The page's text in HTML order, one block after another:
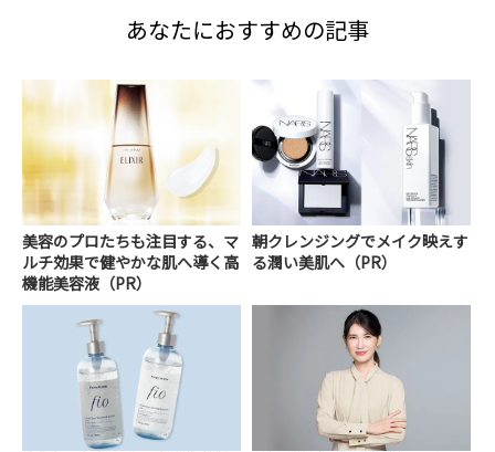
あなたにおすすめの記事
美容のプロたちも注目する、マ
ルチ効果で健やかな肌へ導く高
機能美容液（PR）
朝クレンジングでメイク映えす
る潤い美肌へ（PR）